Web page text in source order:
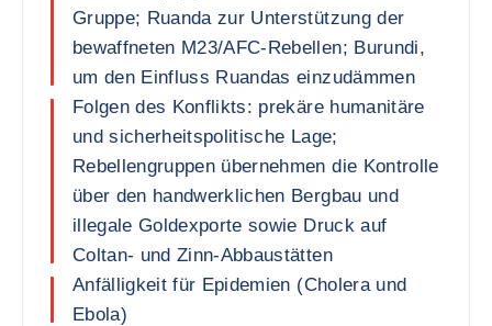
Gruppe; Ruanda zur Unterstützung der
bewaffneten M23/AFC-Rebellen; Burundi,
um den Einfluss Ruandas einzudämmen
Folgen des Konflikts: prekäre humanitäre
und sicherheitspolitische Lage;
Rebellengruppen übernehmen die Kontrolle
über den handwerklichen Bergbau und
illegale Goldexporte sowie Druck auf
Coltan- und Zinn-Abbaustätten
Anfälligkeit für Epidemien (Cholera und
Ebola)